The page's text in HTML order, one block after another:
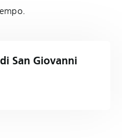
San Giovanni